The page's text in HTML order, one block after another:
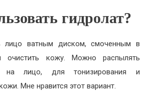
гидролат?
лицо ватным диском, смоченным в
очистить кожу. Можно распылять
на лицо, для тонизирования и
Мне нравится этот вариант.